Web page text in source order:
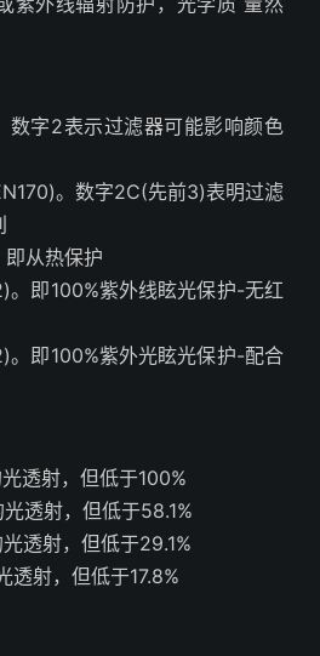
数字2表示过滤器可能影响颜色
。数字2C(先前3)表明过滤
从热保护
。即100%紫外线眩光保护-无红
。即100%紫外光眩光保护-配合
透射，但低于100%
透射，但低于58.1%
透射，但低于29.1%
透射，但低于17.8%